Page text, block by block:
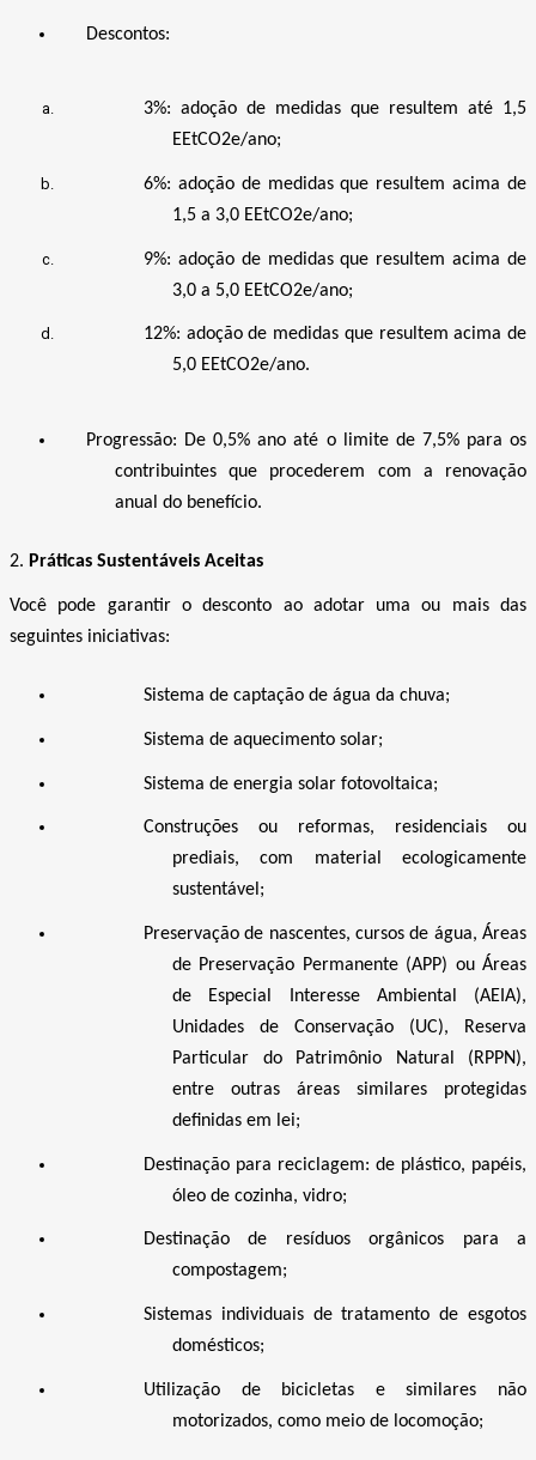
Descontos:
3%: adoção de medidas que resultem até 1,5
EEtCO2e/ano;
6%: adoção de medidas que resultem acima de
1,5 a 3,0 EEtCO2e/ano;
9%: adoção de medidas que resultem acima de
3,0 a 5,0 EEtCO2e/ano;
12%: adoção de medidas que resultem acima de
5,0 EEtCO2e/ano.
Progressão: De 0,5% ano até o limite de 7,5% para os
contribuintes que procederem com a renovação
anual do benefício.
2. Práticas Sustentáveis Aceitas
Você pode garantir o desconto ao adotar uma ou mais das
seguintes iniciativas:
Sistema de captação de água da chuva;
Sistema de aquecimento solar;
Sistema de energia solar fotovoltaica;
Construções ou reformas, residenciais ou
prediais, com material ecologicamente
sustentável;
Preservação de nascentes, cursos de água, Áreas
de Preservação Permanente (APP) ou Áreas
de Especial Interesse Ambiental (AEIA),
Unidades de Conservação (UC), Reserva
Particular do Patrimônio Natural (RPPN),
entre outras áreas similares protegidas
definidas em lei;
Destinação para reciclagem: de plástico, papéis,
óleo de cozinha, vidro;
Destinação de resíduos orgânicos para a
compostagem;
Sistemas individuais de tratamento de esgotos
domésticos;
Utilização de bicicletas e similares não
motorizados, como meio de locomoção;